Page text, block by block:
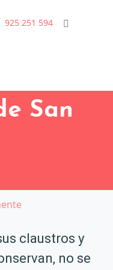
925 251 594
San
claustros y
no se